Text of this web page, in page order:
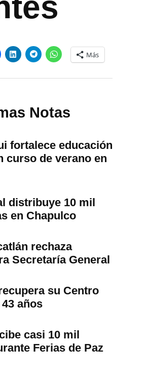
Más
Notas
fortalece educación
curso de verano en
distribuye 10 mil
en Chapulco
rechaza
Secretaría General
su Centro
años
casi 10 mil
Ferias de Paz